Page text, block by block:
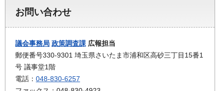
お問い合わせ
議会事務局 政策調査課 広報担当
郵便番号330-9301 埼玉県さいたま市浦和区高砂三丁目15番1
号 議事堂1階
電話： 048-830-6257